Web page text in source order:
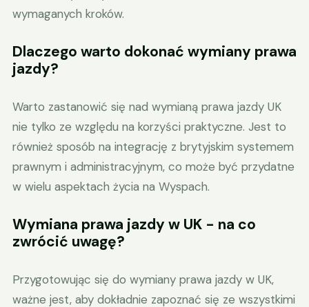
wymaganych kroków.
Dlaczego warto dokonać wymiany prawa
jazdy?
Warto zastanowić się nad wymianą prawa jazdy UK
nie tylko ze względu na korzyści praktyczne. Jest to
również sposób na integrację z brytyjskim systemem
prawnym i administracyjnym, co może być przydatne
w wielu aspektach życia na Wyspach.
Wymiana prawa jazdy w UK - na co
zwrócić uwagę?
Przygotowując się do wymiany prawa jazdy w UK,
ważne jest, aby dokładnie zapoznać się ze wszystkimi